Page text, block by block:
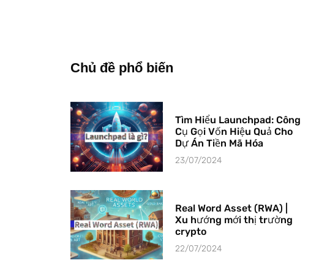
Chủ đề phổ biến
Tìm Hiểu Launchpad: Công
Cụ Gọi Vốn Hiệu Quả Cho
Dự Án Tiền Mã Hóa
23/07/2024
Real Word Asset (RWA) |
Xu hướng mới thị trường
crypto
22/07/2024